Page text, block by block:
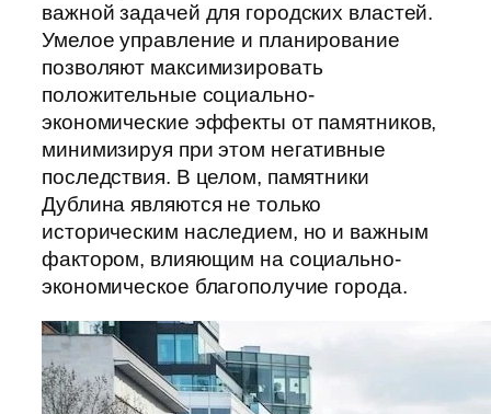
важной задачей для городских властей.
Умелое управление и планирование
позволяют максимизировать
положительные социально-
экономические эффекты от памятников,
минимизируя при этом негативные
последствия. В целом, памятники
Дублина являются не только
историческим наследием, но и важным
фактором, влияющим на социально-
экономическое благополучие города.